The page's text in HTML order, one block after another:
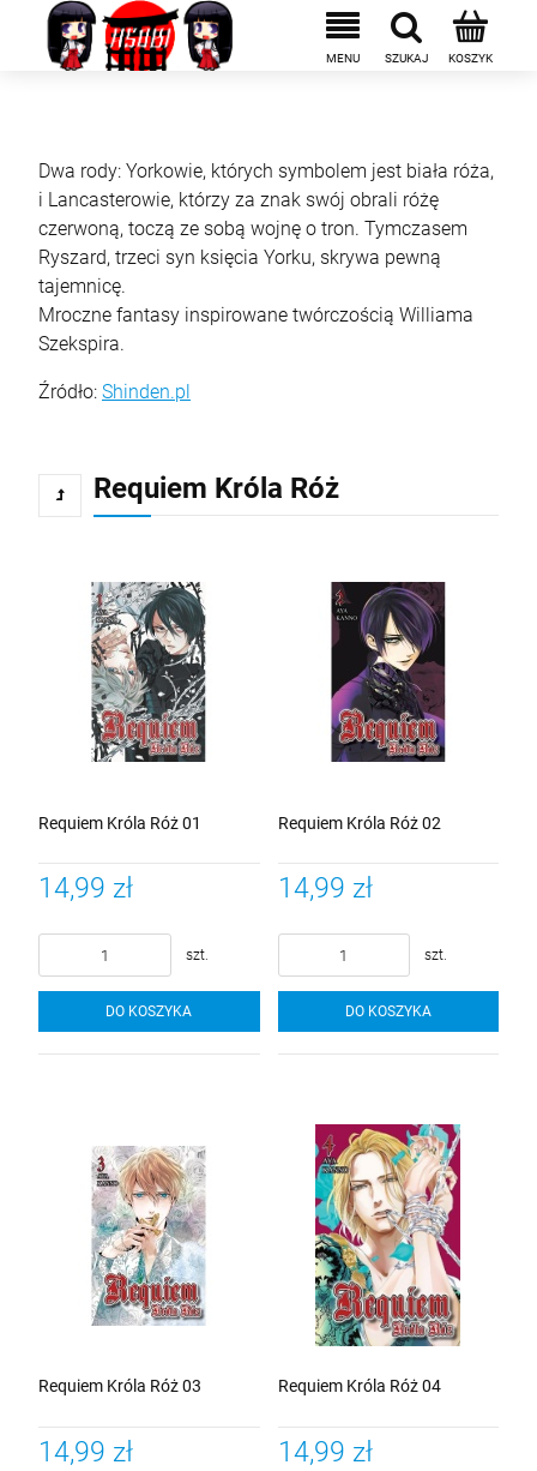
Dwa rody: Yorkowie, których symbolem jest biała róża,
i Lancasterowie, którzy za znak swój obrali różę
czerwoną, toczą ze sobą wojnę o tron. Tymczasem
Ryszard, trzeci syn księcia Yorku, skrywa pewną
tajemnicę.
Mroczne fantasy inspirowane twórczością Williama
Szekspira.
Źródło: Shinden.pl
Requiem Króla Róż
Requiem Króla Róż 01
14,99 zł
szt.
DO KOSZYKA
Requiem Króla Róż 02
14,99 zł
szt.
DO KOSZYKA
Requiem Króla Róż 03
14,99 zł
Requiem Króla Róż 04
14,99 zł